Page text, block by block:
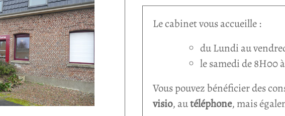
Le cabinet vous accueille :
du Lundi au
le samedi de 8H00
Vous pouvez bénéficier des
visio, autéléphone, mais